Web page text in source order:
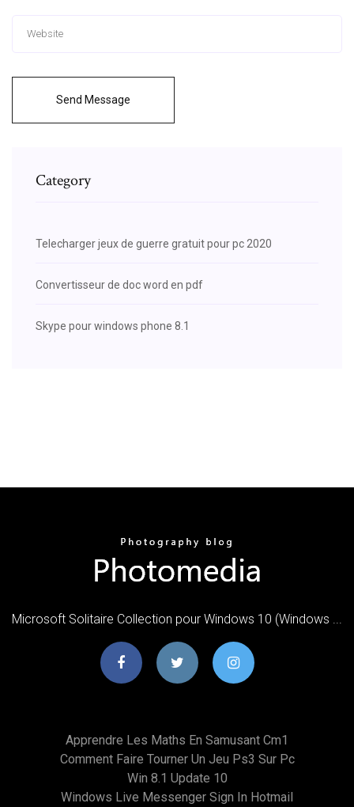
Send Message
Category
Telecharger jeux de guerre gratuit pour pc 2020
Convertisseur de doc word en pdf
Skype pour windows phone 8.1
Microsoft Solitaire Collection pour Windows 10 (Windows ...
Apprendre Les Maths En Samusant Cm1
Comment Faire Tourner Un Jeu Ps3 Sur Pc
Win 8.1 Update 10
Windows Live Messenger Sign In Hotmail